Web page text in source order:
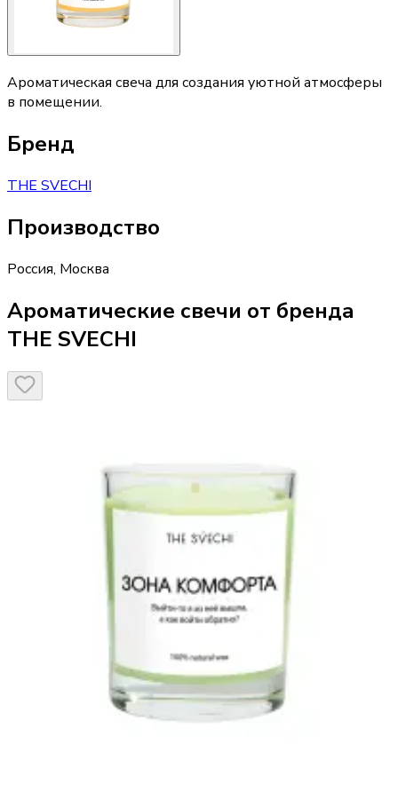
Ароматическая свеча для создания уютной атмосферы
в помещении.
Бренд
THE SVECHI
Производство
Россия, Москва
Ароматические свечи от бренда
THE SVECHI